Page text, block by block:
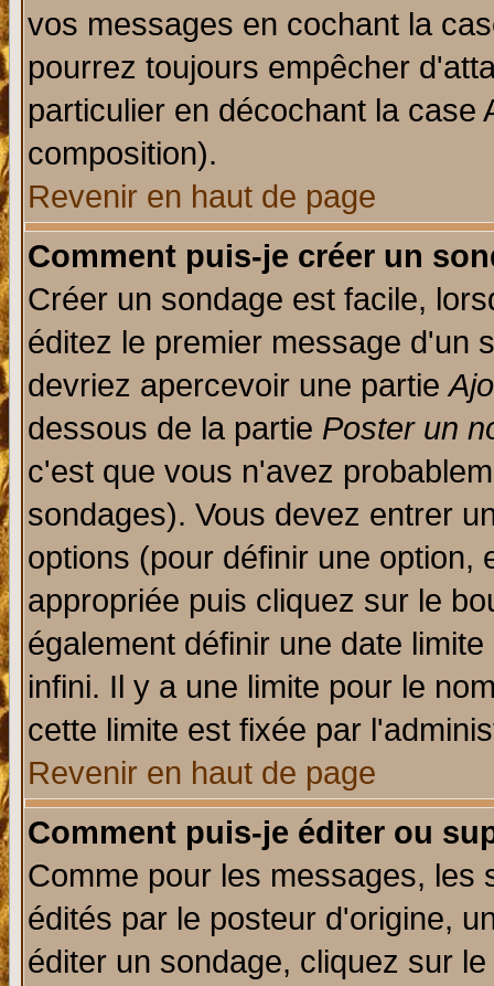
vos messages en cochant la
pourrez toujours empêcher
particulier en décochant la
composition).
Revenir en haut de page
Comment puis-je créer un
Créer un sondage est facile,
éditez le premier message d'un
devriez apercevoir une partie
dessous de la partie Poster un
c'est que vous n'avez
sondages). Vous devez entrer
options (pour définir une option,
appropriée puis cliquez sur le
également définir une date
infini. Il y a une limite pour le
cette limite est fixée par
Revenir en haut de page
Comment puis-je éditer ou
Comme pour les messages, les
édités par le posteur d'origine,
éditer un sondage, cliquez sur